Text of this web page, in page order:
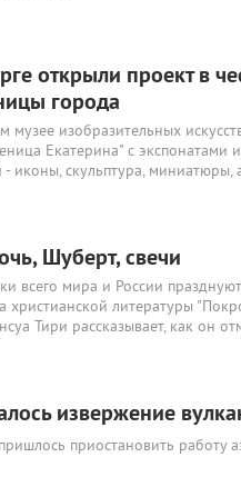
открыли проект в
города
музее изобразительных
Екатерина" с экспонатами
- иконы, скульптура, миниатюры,
Шуберт, свечи
всего мира и России
христианской литературы
Тири рассказывает, как он
извержение
приостановить работу